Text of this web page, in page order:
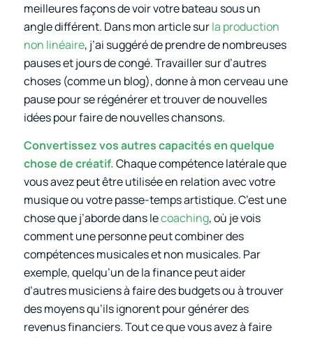
meilleures façons de voir votre bateau sous un
angle différent. Dans mon article surla production
non linéaire, j’ai suggéré de prendre de nombreuses
pauses et jours de congé. Travailler sur d’autres
choses (comme un blog), donne à mon cerveau une
pause pour se régénérer et trouver de nouvelles
idées pour faire de nouvelles chansons.
Convertissez vos autres capacités en quelque
chose de créatif.Chaque compétence latérale que
vous avez peut être utilisée en relation avec votre
musique ou votre passe-temps artistique. C’est une
chose que j’aborde dans lecoaching, où je vois
comment une personne peut combiner des
compétences musicales et non musicales. Par
exemple, quelqu’un de la finance peut aider
d’autres musiciens à faire des budgets ou à trouver
des moyens qu’ils ignorent pour générer des
revenus financiers. Tout ce que vous avez à faire